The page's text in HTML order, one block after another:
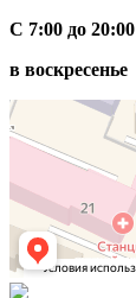
С 7:00 до 20:00
в воскресенье